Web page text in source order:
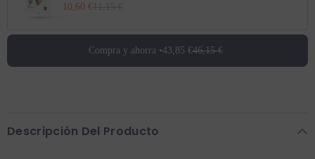
10,60 €
Compra y ahorra •43,85 €46,15 €
Descripción Del Producto